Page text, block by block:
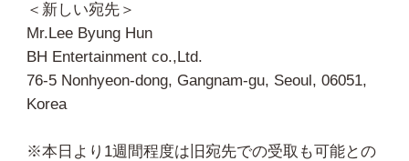
＜新しい宛先＞
Mr.Lee Byung Hun
BH Entertainment co.,Ltd.
76-5 Nonhyeon-dong, Gangnam-gu, Seoul, 06051,
Korea
※本日より1週間程度は旧宛先での受取も可能との